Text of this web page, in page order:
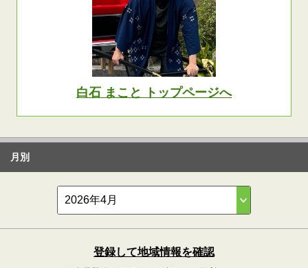
白石 まこと トップページへ
月別
登録して地域情報を確認